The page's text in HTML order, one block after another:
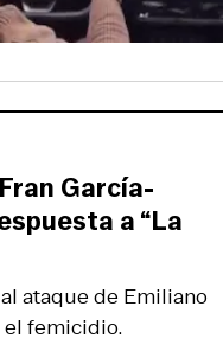
ataque de Emiliano
el femicidio.
García-
a “La